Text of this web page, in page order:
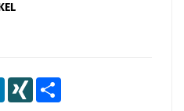
LinkedInXING